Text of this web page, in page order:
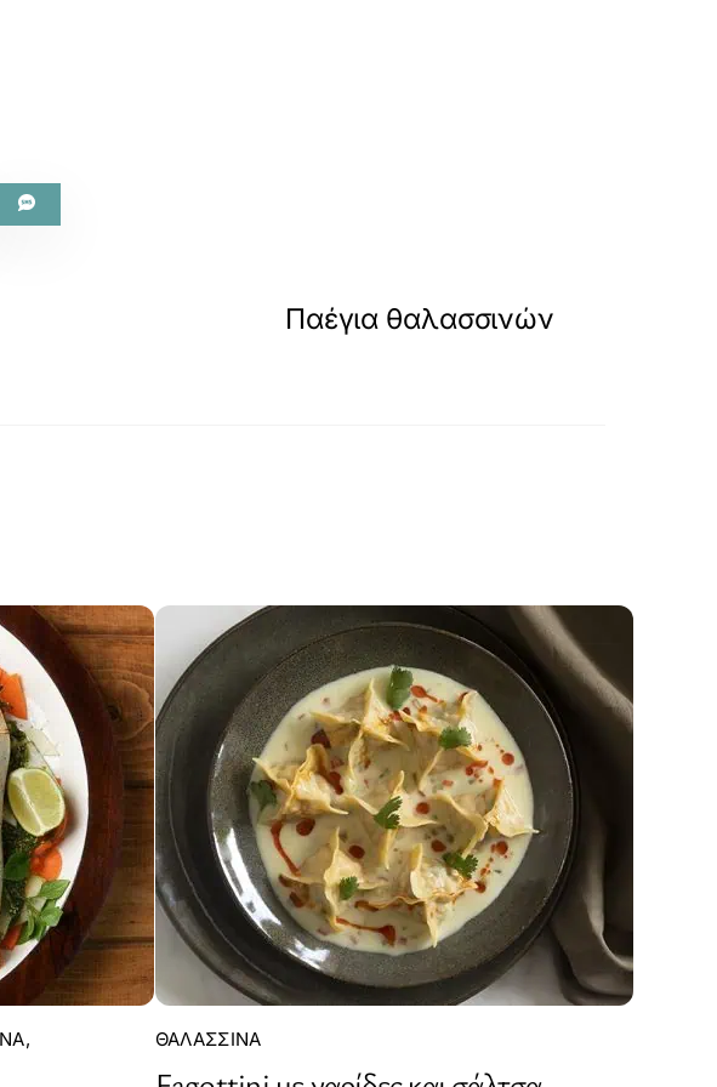
Παέγια θαλασσινών
,
ΘΑΛΑΣΣΙΝΆ